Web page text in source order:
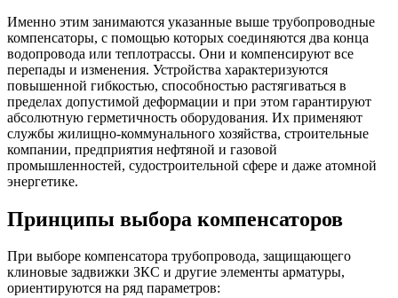
Именно этим занимаются указанные выше трубопроводные
компенсаторы, с помощью которых соединяются два конца
водопровода или теплотрассы. Они и компенсируют все
перепады и изменения. Устройства характеризуются
повышенной гибкостью, способностью растягиваться в
пределах допустимой деформации и при этом гарантируют
абсолютную герметичность оборудования. Их применяют
службы жилищно-коммунального хозяйства, строительные
компании, предприятия нефтяной и газовой
промышленностей, судостроительной сфере и даже атомной
энергетике.
Принципы выбора компенсаторов
При выборе компенсатора трубопровода, защищающего
клиновые задвижки ЗКС и другие элементы арматуры,
ориентируются на ряд параметров: